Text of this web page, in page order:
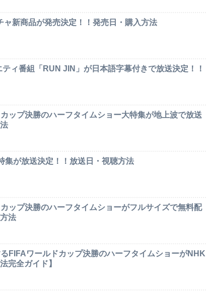
ャ新商品が発売決定！！発売日・購入方法
ィ番組「RUN JIN」が日本語字幕付きで放送決定！！
ップ決勝のハーフタイムショー大特集が地上波で放送
集が放送決定！！放送日・視聴方法
ップ決勝のハーフタイムショーがフルサイズで無料配
法
FIFAワールドカップ決勝のハーフタイムショーがNHK
完全ガイド】